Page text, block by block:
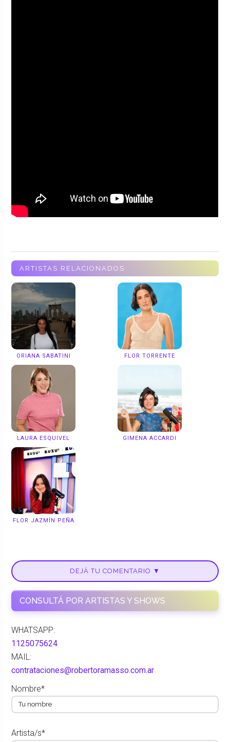
ARTISTAS RELACIONADOS
ORIANA SABATINI FLOR TORRENTE
LAURA ESQUIVEL GIMENA ACCARDI
FLOR JAZMÍN PEÑA
DEJÁ TU COMENTARIO ▼
CONSULTÁ POR ARTISTAS Y SHOWS
WHATSAPP:
1125075624
MAIL:
contrataciones@robertoramasso.com.ar
Nombre*
Artista/s*